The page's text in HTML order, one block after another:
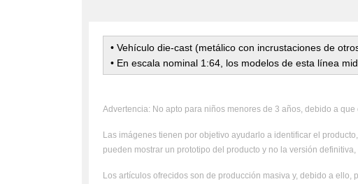
• Vehículo die-cast (metálico con incrustaciones de
• En escala nominal 1:64, los modelos de esta línea
Advertencia: No apto para niños menores de 3 años, debido a
Las imágenes tienen por objetivo ayudarlo a identificar el
pueden mostrar un prototipo del producto y no la versión
Los artículos ofrecidos son de producción masiva y, debido a